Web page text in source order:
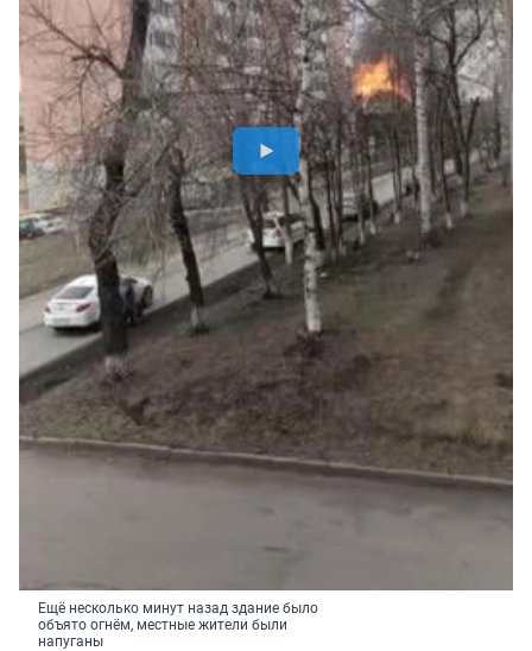
Ещё несколько минут назад здание было
объято огнём, местные жители были
напуганы